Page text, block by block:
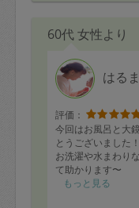
い。
※キャンセ
定期依頼1
1回（3時
相当で料金
60代 女性より
はる
評価：
今回はお風呂と大
とうございました！
お洗濯や水まわり
て助かります〜
引き続きよろしく
もっと見る